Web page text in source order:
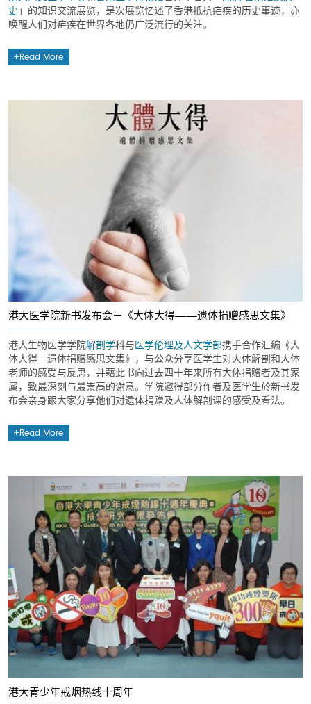
史 」的知识交流展览，是次展览忆述了香港抵抗疟疾的历史事迹，亦
唤醒人们对疟疾在世界各地仍广泛流行的关注。
Read More
港大医学院新书发布会－《大体大得——遗体捐赠感思文集》
港大生物医学学院解剖学科与医学伦理及人文学部携手合作汇编《大
体大得－遗体捐赠感思文集》，与公众分享医学生对大体解剖和大体
老师的感受与反思，并藉此书向过去四十年来所有大体捐赠者及其家
属，致最深刻与最崇高的谢意。学院邀得部分作者及医学生於新书发
布会亲身跟大家分享他们对遗体捐赠及人体解剖课的感受及看法。
Read More
港大青少年戒烟热线十周年